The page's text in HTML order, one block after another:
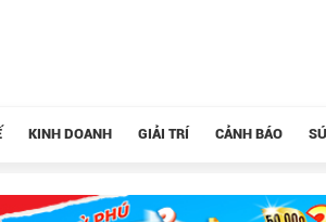
KINH DOANH GIẢI TRÍ CẢNH BÁO